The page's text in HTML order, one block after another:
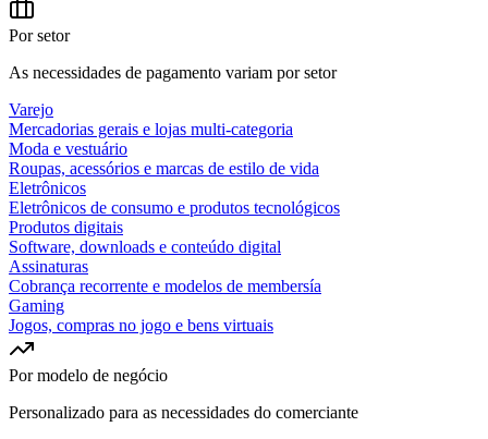
Por setor
As necessidades de pagamento variam por setor
Varejo
Mercadorias gerais e lojas multi-categoria
Moda e vestuário
Roupas, acessórios e marcas de estilo de vida
Eletrônicos
Eletrônicos de consumo e produtos tecnológicos
Produtos digitais
Software, downloads e conteúdo digital
Assinaturas
Cobrança recorrente e modelos de membersía
Gaming
Jogos, compras no jogo e bens virtuais
Por modelo de negócio
Personalizado para as necessidades do comerciante